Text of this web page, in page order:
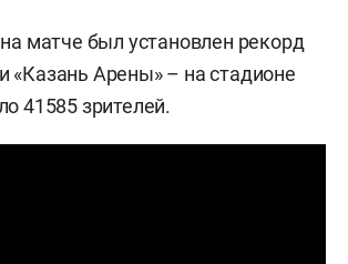
матче был установлен рекорд
«Казань Арены» – на стадионе
41585 зрителей.